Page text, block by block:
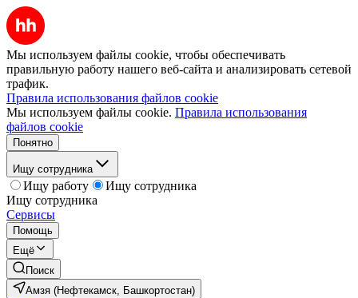
Мы используем файлы cookie, чтобы обеспечивать
правильную работу нашего веб-сайта и анализировать сетевой
трафик.
Правила использования файлов cookie
Мы используем файлы cookie. Правила использования
файлов cookie
Понятно
Ищу сотрудника
Ищу работу
Ищу сотрудника
Ищу сотрудника
Сервисы
Помощь
Ещё
Поиск
Амзя (Нефтекамск, Башкортостан)